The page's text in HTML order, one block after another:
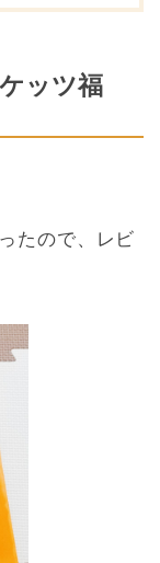
ッツ福
たので、レビ